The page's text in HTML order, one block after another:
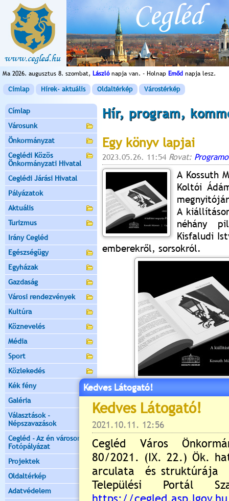
Ma 2026. augusztus 8. szombat, Lászlónapja van. - Holnap Emőd napja lesz.
Címlap Hírek- aktuális Oldaltérkép Várostérkép
Címlap
Városunk
Önkormányzat
Ceglédi Közös
Önkormányzati Hivatal
Ceglédi Járási Hivatal
Pályázatok
Aktuális
Turizmus
Irány Cegléd
Egészségügy
Egyházak
Gazdaság
Városi rendezvények
Kultúra
Köznevelés
Média
Sport
Közlekedés
Kék fény
Galéria
Választások -
Népszavazások
Cegléd - Az én városom -
Fotópályázat
Projektek
Oldaltérkép
Adatvédelem
Hír, program,
Egy könyv lapjai
2023.05.26. 11:54 Rovat:
A Kossuth
Koltói
A
néhány
Kisfaludi
emberekről, sorsokról.
Értékelés:
Még nincsenek hozzászólások
Új hozzászólás:
Kérjük jelentkezzen be,
Kedves Látogató!